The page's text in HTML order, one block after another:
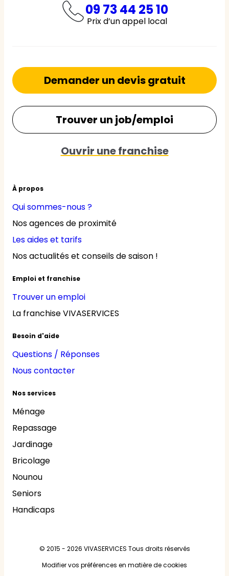
09 73 44 25 10
Prix d’un appel local
À propos
Qui sommes-nous ?
Nos agences de proximité
Les aides et tarifs
Nos actualités et conseils de saison !
Emploi et franchise
Trouver un emploi
La franchise VIVASERVICES
Besoin d'aide
Questions / Réponses
Nous contacter
Nos services
Ménage
Repassage
Jardinage
Bricolage
Nounou
Seniors
Handicaps
Demander un devis gratuit
Trouver un job/emploi
Ouvrir une franchise
© 2015 - 2026 VIVASERVICES Tous droits réservés
Modifier vos préférences en matière de cookies